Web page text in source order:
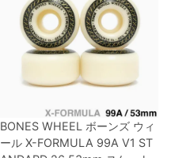
BONES WHEEL ボーンズ ウィ
ール X-FORMULA 99A V1 ST